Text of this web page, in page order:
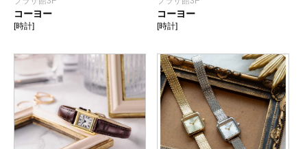
コーヨー
[時計]
コーヨー
[時計]